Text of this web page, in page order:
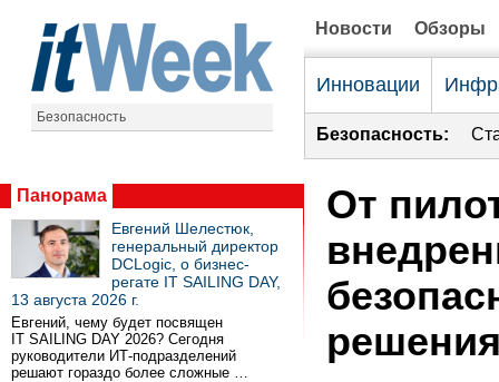
Безопасность
Новости Обзоры
Инновации
Безопасность:
Панорама
Евгений Шелестюк,
генеральный директор
DCLogic, о бизнес-
регате IT SAILING DAY,
13 августа 2026 г.
Евгений, чему будет посвящен
IT SAILING DAY 2026? Сегодня
руководители ИТ-подразделений
решают гораздо более сложные …
От